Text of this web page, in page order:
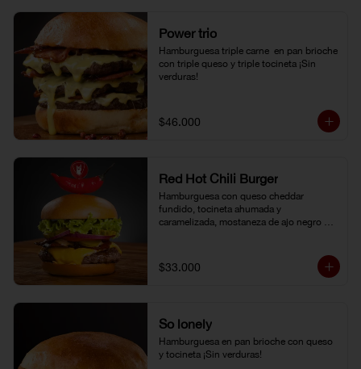
Power trio
Hamburguesa triple carne  en pan brioche
con triple queso y triple tocineta ¡Sin
verduras!
$46.000
Red Hot Chili Burger
Hamburguesa con queso cheddar
fundido, tocineta ahumada y
caramelizada, mostaneza de ajo negro y
famoso chili con carne al lado.
$33.000
So lonely
Hamburguesa en pan brioche con queso
y tocineta ¡Sin verduras!